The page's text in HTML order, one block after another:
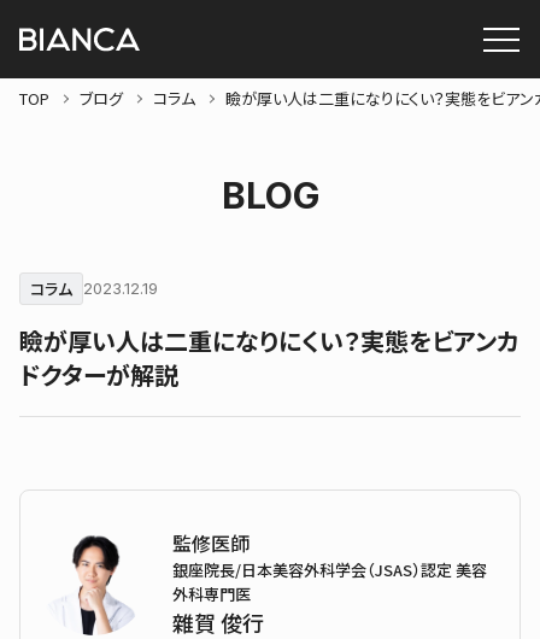
TOP ブログ コラム 瞼が厚い人は二重になりにくい？実態をビアン
BLOG
コラム 2023.12.19
瞼が厚い人は二重になりにくい？実態をビアンカ
ドクターが解説
監修医師
銀座院長/日本美容外科学会（JSAS）認定 美容
外科専門医
雜賀 俊行